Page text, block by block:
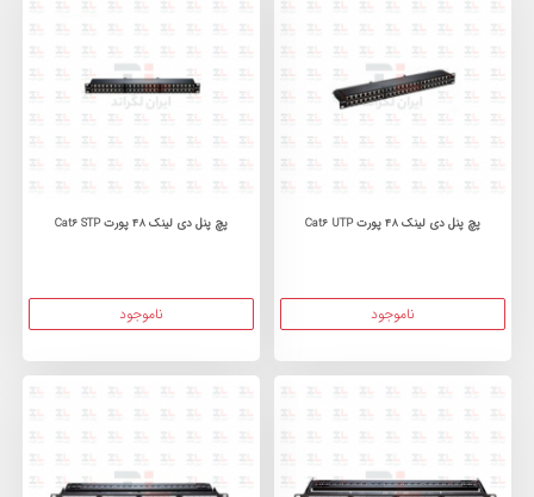
پچ پنل دی لینک 48 پورت Cat6 UTP
ناموجود
پچ پنل دی لینک 48 پورت Cat6 STP
ناموجود